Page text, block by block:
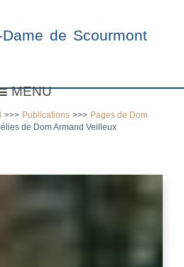
de Scourmont
MENU
>>> Publications >>> Pages de Dom
de Dom Armand Veilleux